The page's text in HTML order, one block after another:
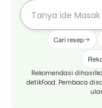
Cari resep
Rekomendasi
detikFood. Pembaca